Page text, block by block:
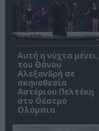
Αυτή η νύχτα μένει,
του Θάνου
Αλεξανδρή σε
σκηνοθεσία
Αστέριου Πελτέκη
στο Θέατρο
Ολύμπια